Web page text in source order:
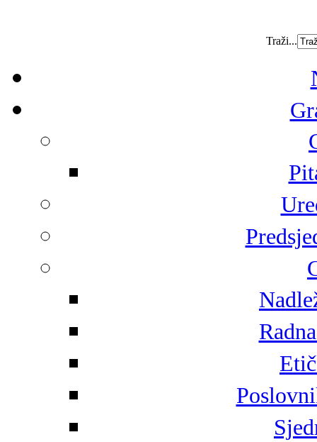
Traži...